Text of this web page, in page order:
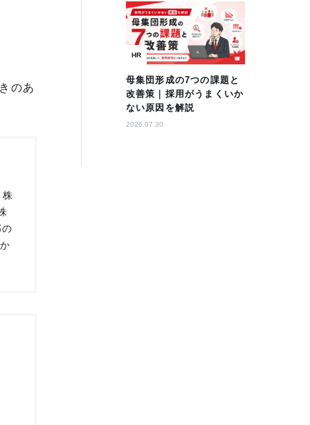
のあ
HR
母集団形成の7つの課題と
改善策｜採用がうまくいか
ない原因を解説
2026.07.30